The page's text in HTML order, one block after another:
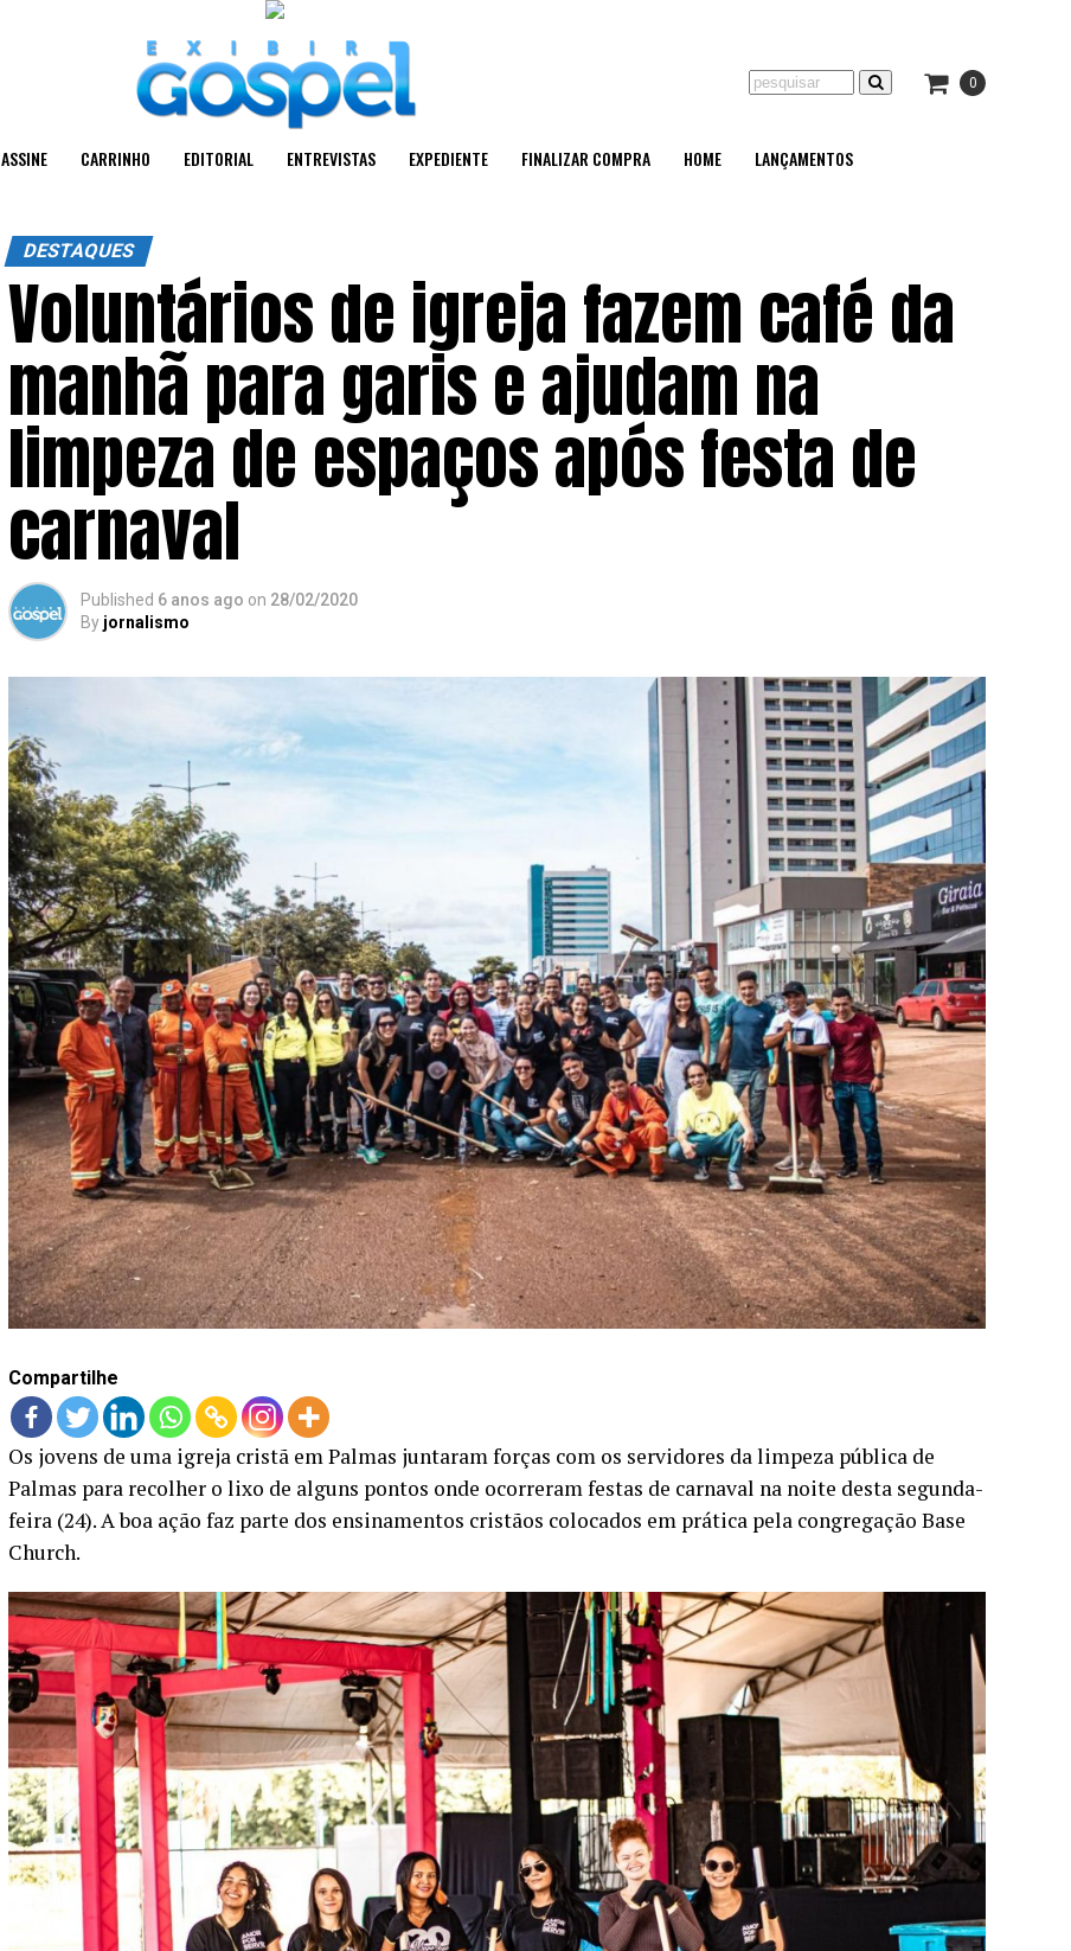
0
ASSINE CARRINHO EDITORIAL ENTREVISTAS EXPEDIENTE FINALIZAR COMPRA HOME LANÇAMENTOS
DESTAQUES
Voluntários de igreja fazem café da
manhã para garis e ajudam na
limpeza de espaços após festa de
carnaval
Published 6 anos ago on 28/02/2020
By jornalismo
Compartilhe
Os jovens de uma igreja cristã em Palmas juntaram forças com os servidores da limpeza pública de
Palmas para recolher o lixo de alguns pontos onde ocorreram festas de carnaval na noite desta segunda-
feira (24). A boa ação faz parte dos ensinamentos cristãos colocados em prática pela congregação Base
Church.